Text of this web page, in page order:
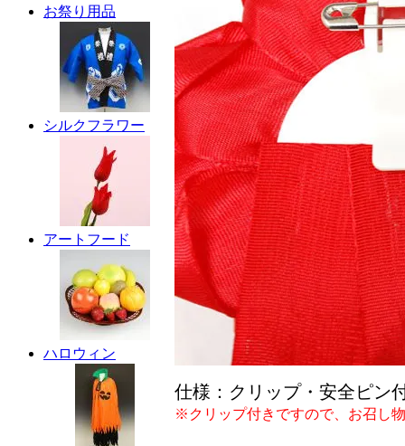
お祭り用品
シルクフラワー
アートフード
ハロウィン
仕様：クリップ・安全ピン
※クリップ付きですので、お召し